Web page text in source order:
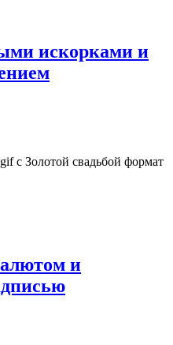
искорками и
формат
и